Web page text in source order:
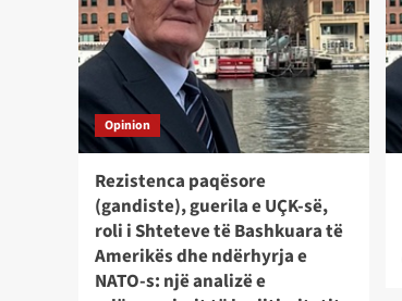
Opinion
Rezistenca paqësore
(gandiste), guerila e UÇK-së,
roli i Shteteve të Bashkuara të
Amerikës dhe ndërhyrja e
NATO-s: një analizë e